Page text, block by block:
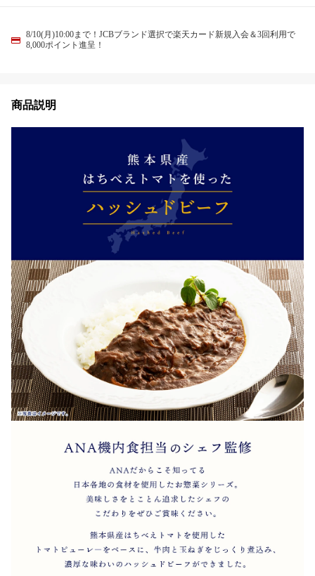
8/10(月)10:00まで！JCBブランド選択で楽天カード新規入会＆3回利用で
8,000ポイント進呈！
商品説明